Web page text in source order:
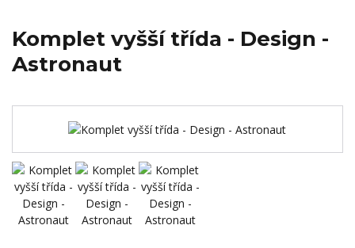
Komplet vyšší třída - Design -
Astronaut